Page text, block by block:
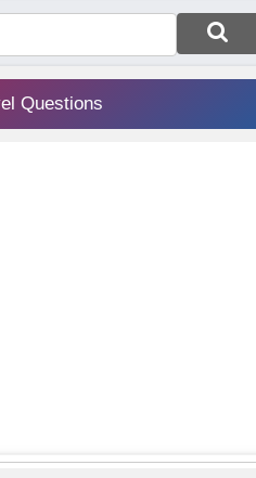
Questions